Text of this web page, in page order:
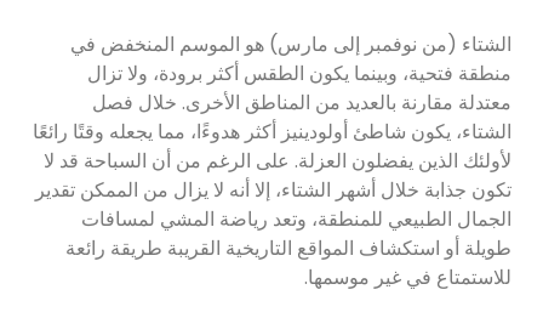
الشتاء (من نوفمبر إلى مارس) هو الموسم المنخفض في
منطقة فتحية، وبينما يكون الطقس أكثر برودة، ولا تزال
معتدلة مقارنة بالعديد من المناطق الأخرى. خلال فصل
الشتاء، يكون شاطئ أولودينيز أكثر هدوءًا، مما يجعله وقتًا رائعًا
لأولئك الذين يفضلون العزلة. على الرغم من أن السباحة قد لا
تكون جذابة خلال أشهر الشتاء، إلا أنه لا يزال من الممكن تقدير
الجمال الطبيعي للمنطقة، وتعد رياضة المشي لمسافات
طويلة أو استكشاف المواقع التاريخية القريبة طريقة رائعة
للاستمتاع في غير موسمها.